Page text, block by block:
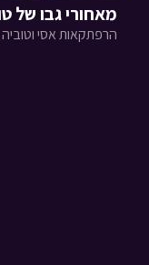
מאחורי גבו של
הרפתקאות אסי וטוביה